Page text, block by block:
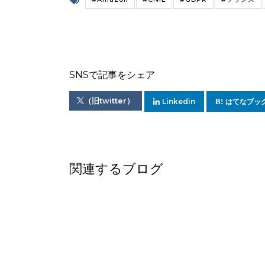
SNSで記事をシェア
（旧twitter） Linkedin はてなブッ
関連するブログ